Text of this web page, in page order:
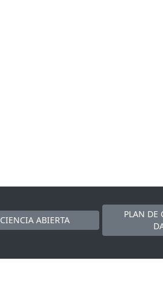
CIENCIA ABIERTA
PLAN DE